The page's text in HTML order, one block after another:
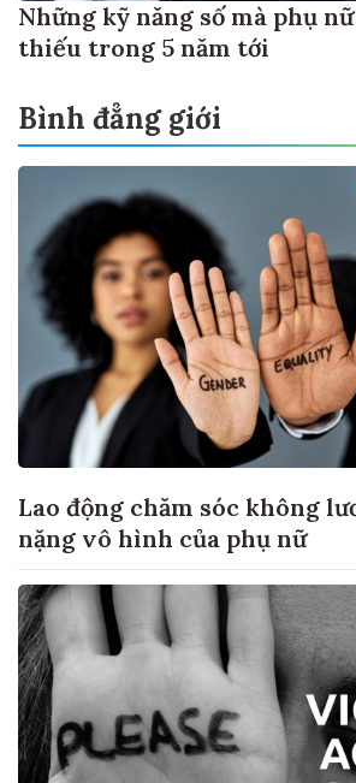
Những kỹ năng số mà phụ
thiếu trong 5 năm tới
Bình đẳng giới
Lao động chăm sóc không
nặng vô hình của phụ nữ